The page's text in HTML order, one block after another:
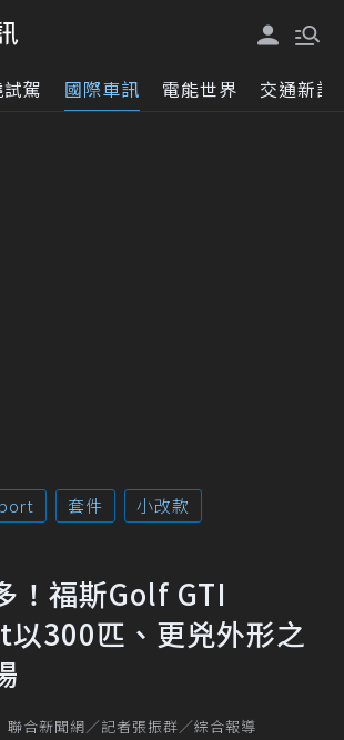
駕 國際車訊 電能世界 交通新訊
套件
小改款
！福斯Golf GTI
300匹、更兇外形之
聯合新聞網／記者張振群／綜合報導